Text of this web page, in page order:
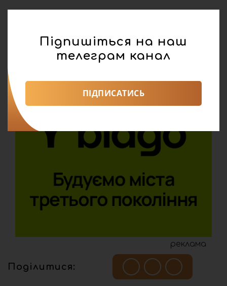
реклама
Поділитися:
Підпишіться на наш
телеграм канал
ПІДПИСАТИСЬ